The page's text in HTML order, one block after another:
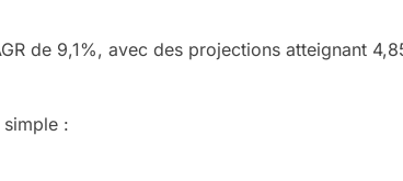
de 9,1%, avec des projections atteignant
: